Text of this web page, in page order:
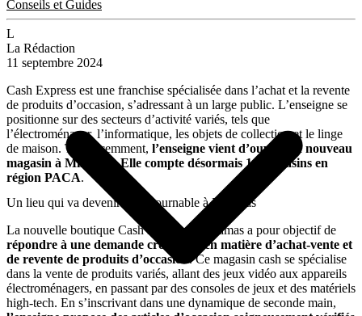
Conseils et Guides
L
La Rédaction
11 septembre 2024
Cash Express est une franchise spécialisée dans l’achat et la revente
de produits d’occasion, s’adressant à un large public. L’enseigne se
positionne sur des secteurs d’activité variés, tels que
l’électroménager, l’informatique, les objets de collection et le linge
de maison. Très récemment, l’enseigne vient d’ouvrir un nouveau
magasin à Miramas .Elle compte désormais 14 magasins en
région PACA.
Un lieu qui va devenir incontournable à Miramas
La nouvelle boutique Cash Express à Miramas a pour objectif de
répondre à une demande croissante en matière d’achat-vente et
de revente de produits d’occasion
. Ce magasin cash se spécialise
dans la vente de produits variés, allant des jeux vidéo aux appareils
électroménagers, en passant par des consoles de jeux et des matériels
high-tech. En s’inscrivant dans une dynamique de seconde main,